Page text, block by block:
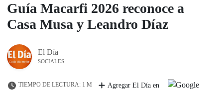
Guía Macarfi 2026 reconoce a
Casa Musa y Leandro Díaz
El Día
SOCIALES
TIEMPO DE LECTURA: 1 M Agregar El Día en